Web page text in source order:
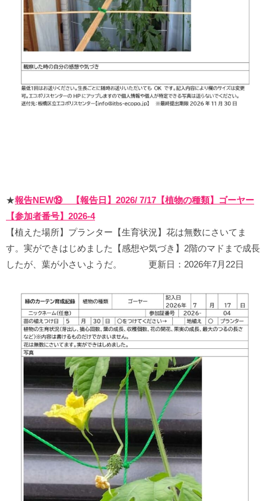
★報告NEW⑲ 【報告日】2026/ 7/17【植物の種類】ゴーヤー
【参加者番号】2026-4
【植えた場所】プランター【生育状況】花は無数にさいてま
す。実ができはじめました【感想や気づき】2階のマドまで成長
したが、葉が小さいようだ。 更新日：2026年7月22日